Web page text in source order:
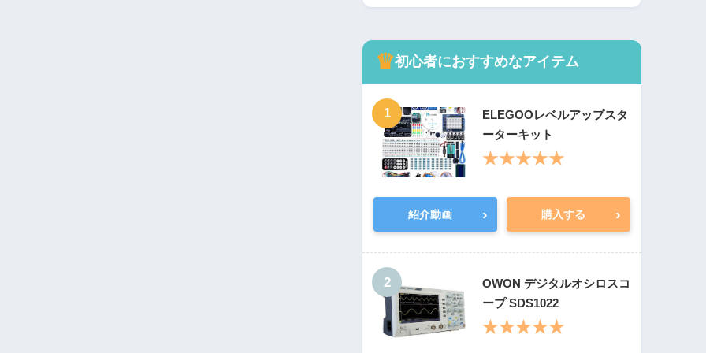
♛初心者におすすめなアイテム
1
ELEGOOレベルアップスタ
ーターキット
★★★★★
紹介動画 › 購入する ›
2
OWON デジタルオシロスコ
ープ SDS1022
★★★★★